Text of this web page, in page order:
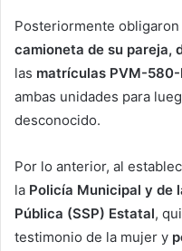
Posteriormente obligaron
camioneta de su pareja,
las matrículas PVM-580-
ambas unidades para
desconocido.
Por lo anterior, al
la Policía Municipal y de
Pública (SSP) Estatal,
testimonio de la mujer y